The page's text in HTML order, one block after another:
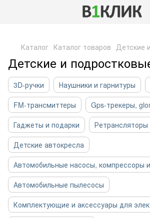
Каталог Каталог товаров Детские
Детские и
3D-ручки Наушники и гарнитуры
FM-трансмиттеры
Gps-трекеры,
Гаджеты и подарки
Ретрансляторы
Детские автокресла
Автомобильные насосы, компрессоры
Автомобильные пылесосы
Комплектующие и аксессуары для